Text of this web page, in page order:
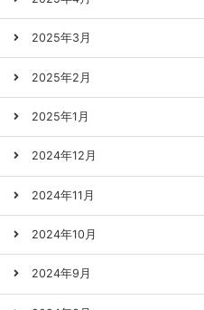
2025年3月
2025年2月
2025年1月
2024年12月
2024年11月
2024年10月
2024年9月